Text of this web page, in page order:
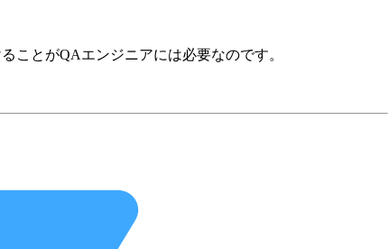
ことがQAエンジニアには必要なのです。